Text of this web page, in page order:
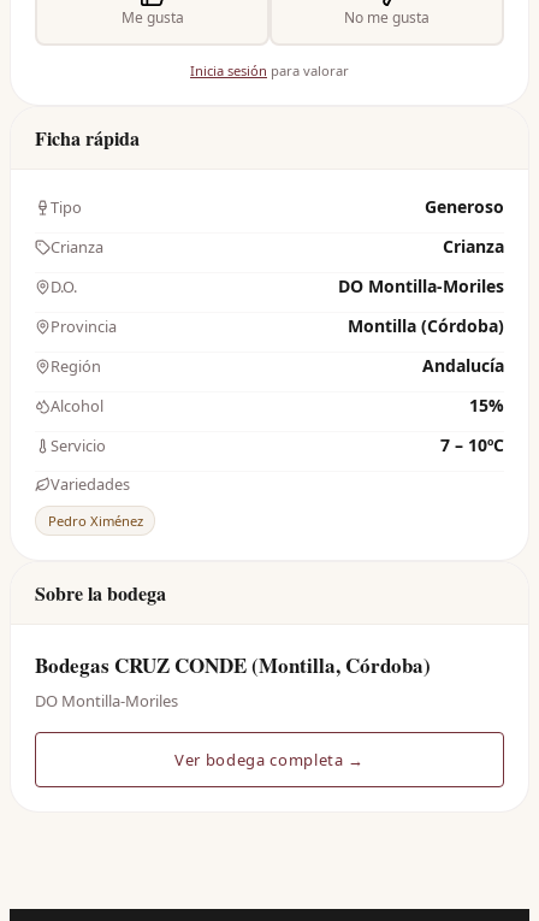
Me gusta No me gusta
Inicia sesión para valorar
Ficha rápida
Tipo Generoso
Crianza Crianza
D.O. DO Montilla-Moriles
Provincia Montilla (Córdoba)
Región Andalucía
Alcohol 15%
Servicio 7 – 10ºC
Variedades
Pedro Ximénez
Sobre la bodega
Bodegas CRUZ CONDE (Montilla, Córdoba)
DO Montilla-Moriles
Ver bodega completa →